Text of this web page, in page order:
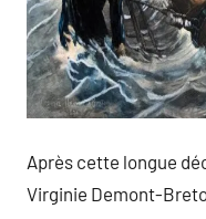
Après cette longue
Virginie Demont-